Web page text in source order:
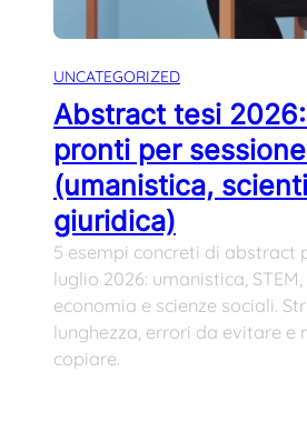
UNCATEGORIZED
Abstract tesi
pronti per
(umanistica,
giuridica)
5 esempi concreti di abstract
luglio 2026: umanistica, STEM,
economia e scienze sociali.
lunghezza, errori da evitare e
copiare.